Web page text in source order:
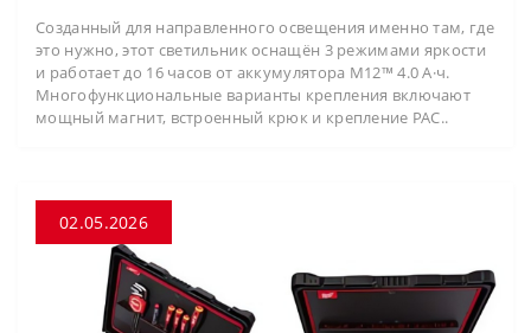
Созданный для направленного освещения именно там, где
это нужно, этот светильник оснащён 3 режимами яркости
и работает до 16 часов от аккумулятора M12™ 4.0 А·ч.
Многофункциональные варианты крепления включают
мощный магнит, встроенный крюк и крепление PAC..
02.05.2026